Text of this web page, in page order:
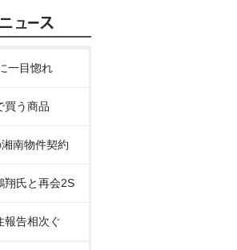
一目惚れ
買う商品
南物件契約
翔氏と再会2S
報告相次ぐ